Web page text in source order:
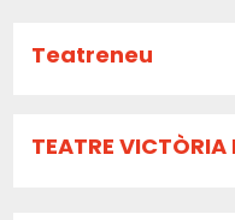
Teatreneu
TEATRE VICTÒRIA